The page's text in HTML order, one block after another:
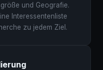
und Geografie.
Interessentenliste
zu jedem Ziel.